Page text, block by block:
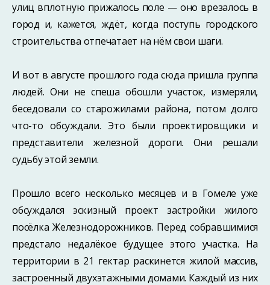
улиц вплотную прижалось поле — оно врезалось в
город и, кажется, ждёт, когда поступь городского
строительства отпечатает на нём свои шаги.
И вот в августе прошлого года сюда пришла группа
людей. Они не спеша обошли участок, измеряли,
беседовали со старожилами района, потом долго
что-то обсуждали. Это были проектировщики и
представители железной дороги. Они решали
судьбу этой земли.
Прошло всего несколько месяцев и в Гомеле уже
обсуждался эскизный проект застройки жилого
посёлка Железнодорожников. Перед собравшимися
предстало недалёкое будущее этого участка. На
территории в 21 гектар раскинется жилой массив,
застроенный двухэтажными домами. Каждый из них